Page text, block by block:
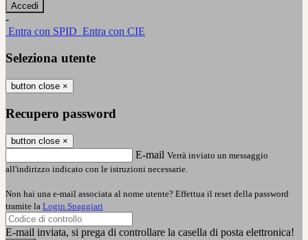
-
Entra con SPID Entra con CIE
Seleziona utente
button close ×
Recupero password
button close ×
E-mail Verrà inviato un messaggio
all'indirizzo indicato con le istruzioni necessarie.
Non hai una e-mail associata al nome utente? Effettua il reset della password
tramite la Login Spaggiari
E-mail inviata, si prega di controllare la casella di posta elettronica!